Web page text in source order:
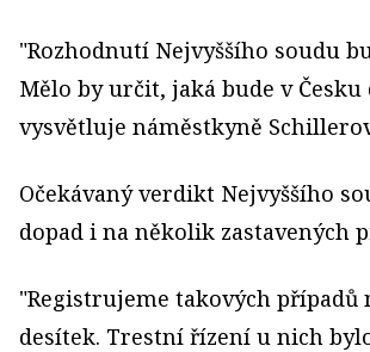
"Rozhodnutí Nejvyššího soudu
Mělo by určit, jaká bude v Česku
vysvětluje náměstkyně
Očekávaný verdikt Nejvyššího
dopad i na několik zastavených
"Registrujeme takových případů
desítek. Trestní řízení u nich